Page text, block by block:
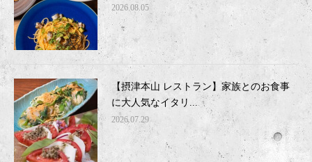
2026.08.05
【摂津本山 レストラン】家族とのお食事
に大人気なイタリ...
2026.07.29